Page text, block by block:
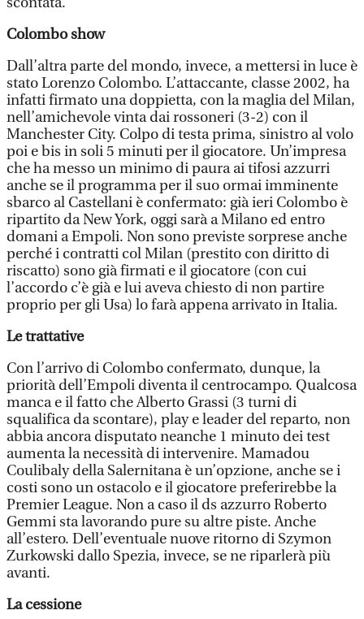
Colombo show
Dall’altra parte del mondo, invece, a mettersi in luce è
stato Lorenzo Colombo. L’attaccante, classe 2002, ha
infatti firmato una doppietta, con la maglia del Milan,
nell’amichevole vinta dai rossoneri (3-2) con il
Manchester City. Colpo di testa prima, sinistro al volo
poi e bis in soli 5 minuti per il giocatore. Un’impresa
che ha messo un minimo di paura ai tifosi azzurri
anche se il programma per il suo ormai imminente
sbarco al Castellani è confermato: già ieri Colombo è
ripartito da New York, oggi sarà a Milano ed entro
domani a Empoli. Non sono previste sorprese anche
perché i contratti col Milan (prestito con diritto di
riscatto) sono già firmati e il giocatore (con cui
l’accordo c’è già e lui aveva chiesto di non partire
proprio per gli Usa) lo farà appena arrivato in Italia.
Le trattative
Con l’arrivo di Colombo confermato, dunque, la
priorità dell’Empoli diventa il centrocampo. Qualcosa
manca e il fatto che Alberto Grassi (3 turni di
squalifica da scontare), play e leader del reparto, non
abbia ancora disputato neanche 1 minuto dei test
aumenta la necessità di intervenire. Mamadou
Coulibaly della Salernitana è un’opzione, anche se i
costi sono un ostacolo e il giocatore preferirebbe la
Premier League. Non a caso il ds azzurro Roberto
Gemmi sta lavorando pure su altre piste. Anche
all’estero. Dell’eventuale nuove ritorno di Szymon
Zurkowski dallo Spezia, invece, se ne riparlerà più
avanti.
La cessione